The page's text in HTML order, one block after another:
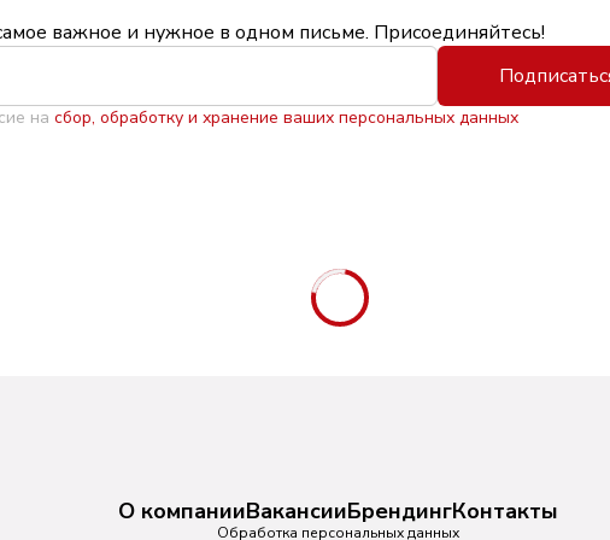
важное и нужное в одном письме. Присоединяйтесь!
на сбор, обработку и хранение ваших персональных данных
О компанииВакансииБрендингКонтакты
Обработка персональных данных